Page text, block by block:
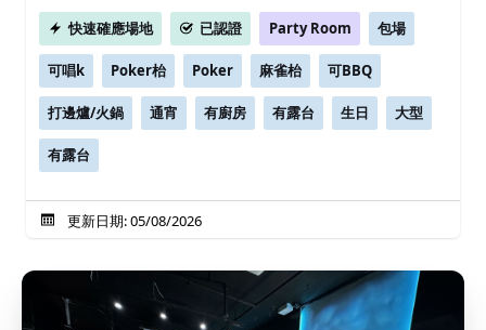
快速確應場地
已認證 Party Room 包場
可唱k Poker枱 Poker 麻雀枱 可BBQ
打邊爐/火鍋 通宵 有廚房 有露台 生日 大型
有露台
更新日期: 05/08/2026